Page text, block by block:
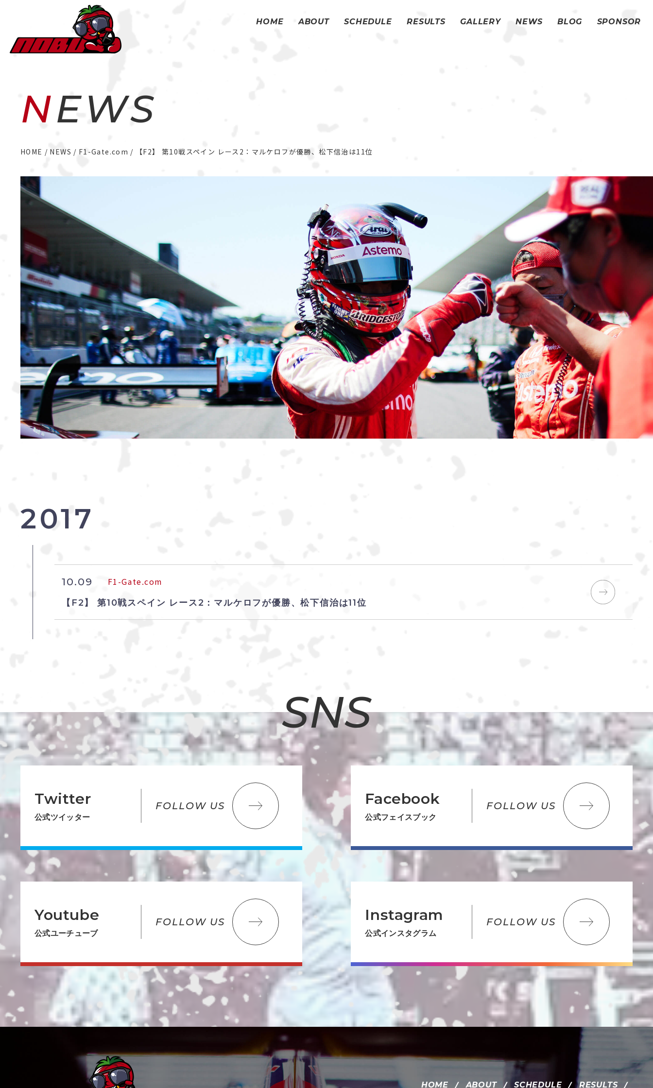
HOME
ABOUT
SCHEDULE
RESULTS
GALLERY
NEWS
BLOG
SPONSOR
NEWS
HOME NEWS F1-Gate.com 【F2】 第10戦スペイン レース2：マルケロフが優勝、松下信治は11位
2017
10.09 F1-Gate.com
【F2】 第10戦スペイン レース2：マルケロフが優勝、松下信治は11位
SNS
Twitter
公式ツイッター
FOLLOW US Facebook
公式フェイスブック
FOLLOW US
Youtube
公式ユーチューブ
FOLLOW US Instagram
公式インスタグラム
FOLLOW US
HOME ABOUT SCHEDULE RESULTS